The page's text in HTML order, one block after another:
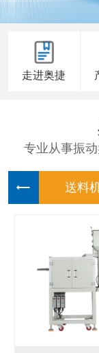
走进奥捷
专业从事振
送料